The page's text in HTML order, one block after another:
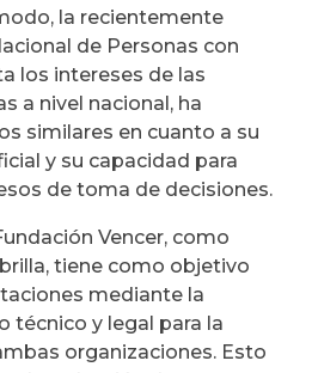
la recientemente
de Personas con
los intereses de las
a nivel nacional, ha
similares en cuanto a su
y su capacidad para
de toma de decisiones.
Vencer, como
tiene como objetivo
mediante la
técnico y legal para la
organizaciones. Esto